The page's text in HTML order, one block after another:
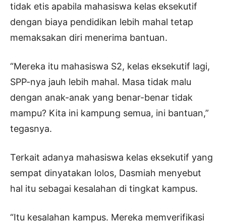
tidak etis apabila mahasiswa kelas eksekutif
dengan biaya pendidikan lebih mahal tetap
memaksakan diri menerima bantuan.
“Mereka itu mahasiswa S2, kelas eksekutif lagi,
SPP-nya jauh lebih mahal. Masa tidak malu
dengan anak-anak yang benar-benar tidak
mampu? Kita ini kampung semua, ini bantuan,”
tegasnya.
Terkait adanya mahasiswa kelas eksekutif yang
sempat dinyatakan lolos, Dasmiah menyebut
hal itu sebagai kesalahan di tingkat kampus.
“Itu kesalahan kampus. Mereka memverifikasi